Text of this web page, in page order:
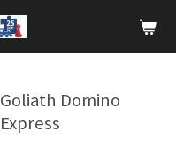
Goliath Domino
Express